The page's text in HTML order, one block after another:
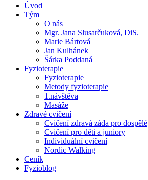
Úvod
Tým
O nás
Mgr. Jana Slusarčuková, DiS.
Marie Bártová
Jan Kulhánek
Šárka Poddaná
Fyzioterapie
Fyzioterapie
Metody fyzioterapie
1.návštěva
Masáže
Zdravé cvičení
Cvičení zdravá záda pro dospělé
Cvičení pro děti a juniory
Individuální cvičení
Nordic Walking
Ceník
Fyzioblog